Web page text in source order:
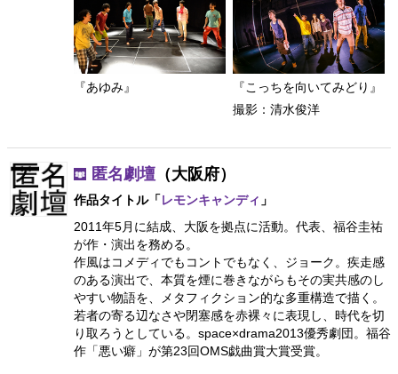
『あゆみ』
『こっちを向いてみどり』
撮影：清水俊洋
匿名劇壇 （大阪府）
作品タイトル「レモンキャンディ 」
2011年5月に結成、大阪を拠点に活動。代表、福谷圭祐
が作・演出を務める。
作風はコメディでもコントでもなく、ジョーク。疾走感
のある演出で、本質を煙に巻きながらもその実共感のし
やすい物語を、メタフィクション的な多重構造で描く。
若者の寄る辺なさや閉塞感を赤裸々に表現し、時代を切
り取ろうとしている。space×drama2013優秀劇団。福谷
作「悪い癖」が第23回OMS戯曲賞大賞受賞。